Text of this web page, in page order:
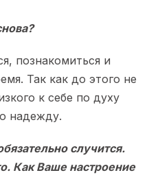
познакомиться и
Так как до этого не
к себе по духу
надежду.
случится.
Как Ваше настроение